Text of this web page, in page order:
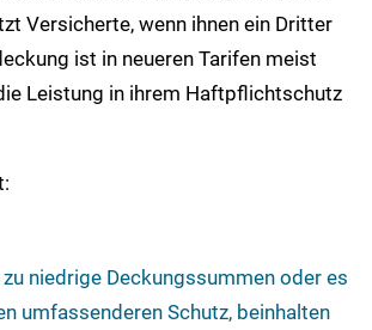
Versicherte, wenn ihnen ein Dritter
ist in neueren Tarifen meist
Leistung in ihrem Haftpflichtschutz
niedrige Deckungssummen oder es
umfassenderen Schutz, beinhalten